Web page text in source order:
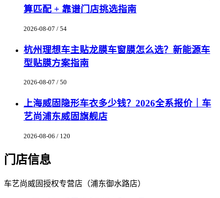
算匹配 + 靠谱门店挑选指南
2026-08-07 / 54
杭州理想车主贴龙膜车窗膜怎么选？新能源车
型贴膜方案指南
2026-08-07 / 50
上海威固隐形车衣多少钱？2026全系报价｜车
艺尚浦东威固旗舰店
2026-08-06 / 120
门店信息
车艺尚威固授权专营店（浦东御水路店）